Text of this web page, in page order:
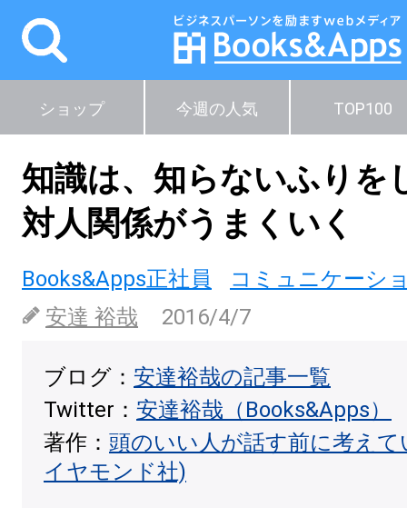
ショップ 今週の人気 TOP100
知識は、知らないふりを
対人関係がうまくいく
Books&Apps正社員
コミュニケーシ
安達 裕哉
2016/4/7
ブログ： 安達裕哉の記事一覧
Twitter： 安達裕哉（Books&Apps）
著作： 頭のいい人が話す前に考え
イヤモンド社)